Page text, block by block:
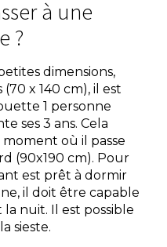
à une
?
dimensions,
x 140 cm), il est
1 personne
ses 3 ans. Cela
où il passe
(90x190 cm). Pour
est prêt à dormir
il doit être capable
nuit. Il est possible
sieste.